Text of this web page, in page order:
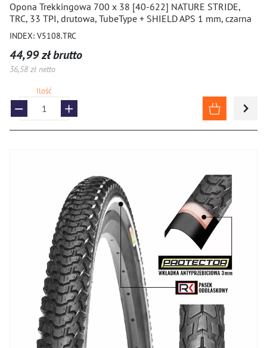
Opona Trekkingowa 700 x 38 [40-622] NATURE STRIDE,
TRC, 33 TPI, drutowa, TubeType + SHIELD APS 1 mm, czarna
INDEX: V5108.TRC
44,99 zł brutto
36,58 zł netto
Ilość